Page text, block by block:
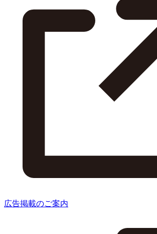
広告掲載のご案内